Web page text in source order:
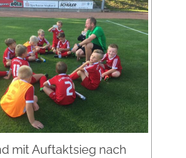
mit Auftaktsieg nach